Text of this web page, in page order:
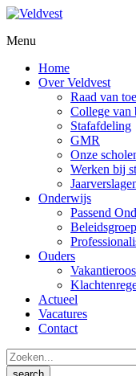
Menu
Home
Over Veldvest
Raad van
College van
Stafafdeling
GMR
Onze
Werken bij
Onderwijs
Passend
Ouders
Actueel
Vacatures
Contact